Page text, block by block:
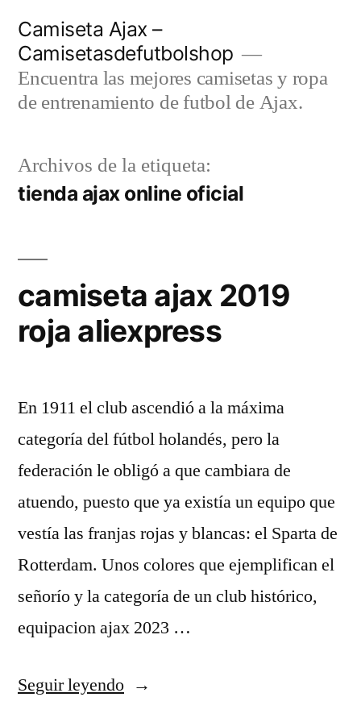
contenido
Camiseta Ajax –
Camisetasdefutbolshop
Encuentra las mejores camisetas y ropa
de entrenamiento de futbol de Ajax.
Archivos de la etiqueta:
tienda ajax online oficial
camiseta ajax 2019
roja aliexpress
En 1911 el club ascendió a la máxima
categoría del fútbol holandés, pero la
federación le obligó a que cambiara de
atuendo, puesto que ya existía un equipo que
vestía las franjas rojas y blancas: el Sparta de
Rotterdam. Unos colores que ejemplifican el
señorío y la categoría de un club histórico,
equipacion ajax 2023 …
Seguir leyendo«camiseta